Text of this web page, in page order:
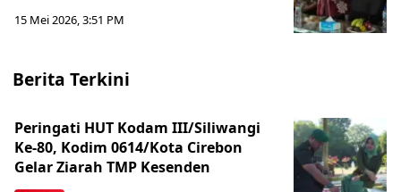
15 Mei 2026, 3:51 PM
Berita Terkini
Peringati HUT Kodam III/Siliwangi
Ke-80, Kodim 0614/Kota Cirebon
Gelar Ziarah TMP Kesenden